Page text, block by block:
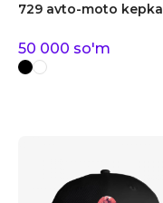
729 avto-moto kepka
50 000 so'm